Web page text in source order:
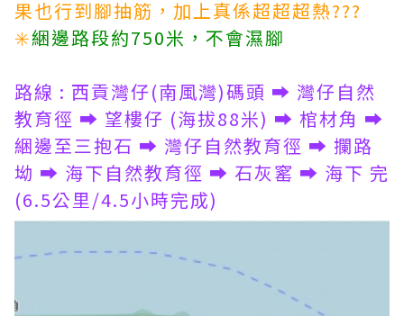
果也行到腳抽筋，加上真係超超超熱???
✳️綑邊路段約750米，不會濕腳
路線 : 西貢灣仔(南風灣)碼頭 ➡️ 灣仔自然
教育徑 ➡️ 望樓仔 (海拔88米) ➡️ 棺材角 ➡️
綑邊至三抱石 ➡️ 灣仔自然教育徑 ➡️ 攔路
坳 ➡️ 海下自然教育徑 ➡️ 石灰窰 ➡️ 海下 完
(6.5公里/4.5小時完成)